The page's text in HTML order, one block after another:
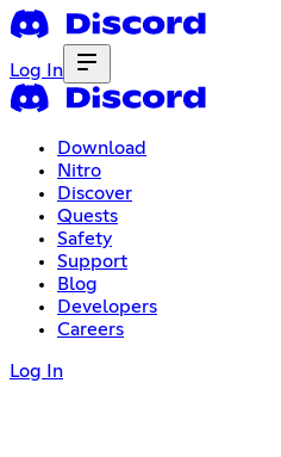
Log In
Download
Nitro
Discover
Quests
Safety
Support
Blog
Developers
Careers
Log In